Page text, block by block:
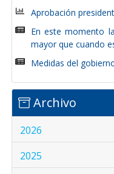
Aprobación
En este momento
mayor que cuando
Medidas del
Archivo
2026
2025